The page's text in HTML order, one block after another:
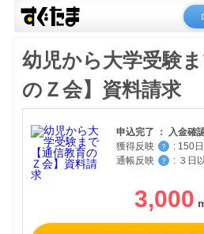
幼児から大学受験
のＺ会】資料請求
申込完了 ： 入金確
獲得反映
？ : 150
通帳反映
？ : ３日
3,000